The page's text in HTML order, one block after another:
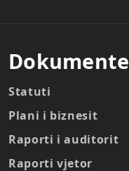
Dokumente
Statuti
Plani i biznesit
Raporti i auditorit
Raporti vjetor